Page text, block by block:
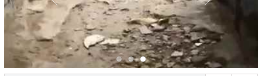
Simpan